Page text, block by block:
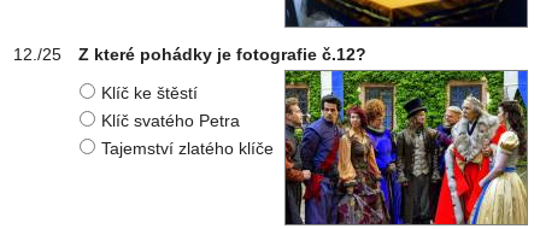
Z které pohádky je fotografie č.12?
Klíč ke štěstí
Klíč svatého Petra
Tajemství zlatého klíče